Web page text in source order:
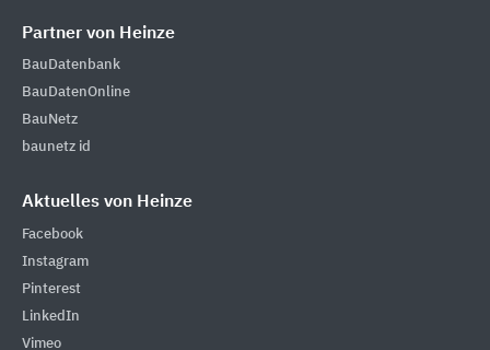
Partner von Heinze
BauDatenbank
BauDatenOnline
BauNetz
baunetz id
Aktuelles von Heinze
Facebook
Instagram
Pinterest
LinkedIn
Vimeo